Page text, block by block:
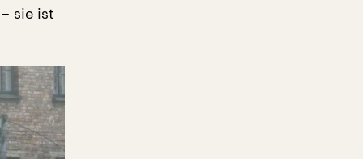
sie ist